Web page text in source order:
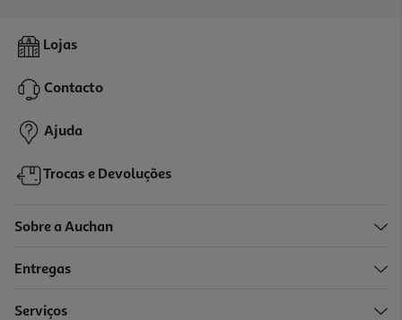
Canudinhos Recheados Auchan 180g
1,79 €
Lojas
Contacto
Ajuda
Trocas e Devoluções
Sobre a Auchan
Entregas
Serviços